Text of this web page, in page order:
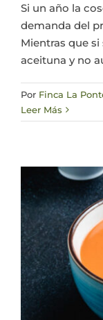
Si un año la
demanda del
Mientras que
aceituna y no
Por Finca La
Leer Más